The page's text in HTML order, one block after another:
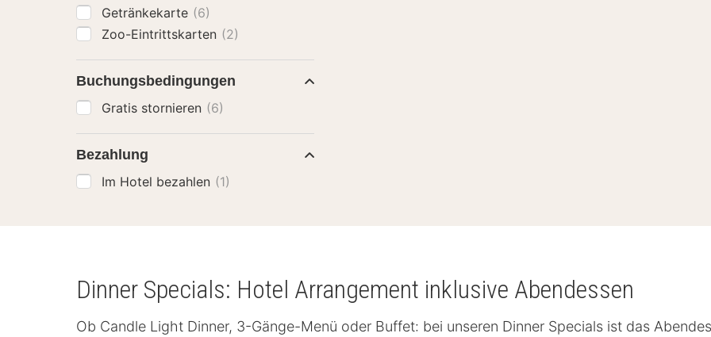
Getränkekarte (6)
Zoo-Eintrittskarten (2)
Buchungsbedingungen
Gratis stornieren (6)
Bezahlung
Im Hotel bezahlen (1)
Dinner Specials: Hotel Arrangement inklusive Abendessen
Ob Candle Light Dinner, 3-Gänge-Menü oder Buffet: bei unseren Dinner Specials ist das